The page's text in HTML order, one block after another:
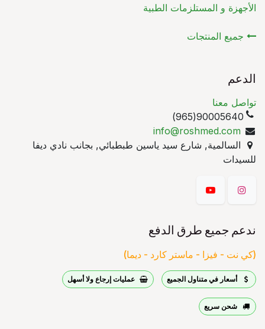
الأجهزة و المستلزمات الطبية
جميع المنتجات
الدعم
تواصل معنا
90005640(965)
info@roshmed.com
السالمية, شارع سيد ياسين طبطبائي, بجانب نادي ديفا
للسيدات
ندعم جميع طرق الدفع
(كي نت - فيزا - ماستر كارد - ديما)
أسعار في متناول الجميع عمليات إرجاع ولا أسهل
شحن سريع